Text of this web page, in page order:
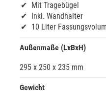
Mit Tragebügel
Inkl. Wandhalter
10 Liter
Außenmaße (LxBxH)
295 x 250 x 235 mm
Gewicht